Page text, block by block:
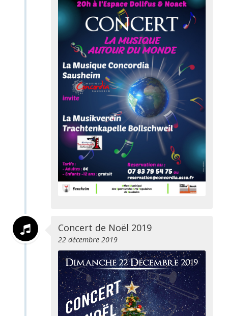
Concert de Noël 2019
22 décembre 2019